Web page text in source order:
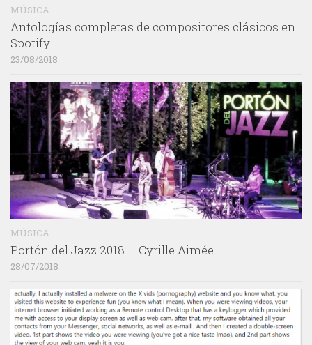
MÚSICA
Antologías completas de compositores clásicos en
Spotify
23/08/2018
MÚSICA
Portón del Jazz 2018 – Cyrille Aimée
28/07/2018